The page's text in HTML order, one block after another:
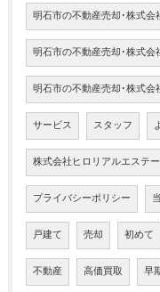
明石市の不動産売却･株式
明石市の不動産売却･株式
明石市の不動産売却･株式
サービス スタッフ
株式会社ヒロリアルエステ
プライバシーポリシー
戸建て 売却 初めて
不動産 高価買取 早